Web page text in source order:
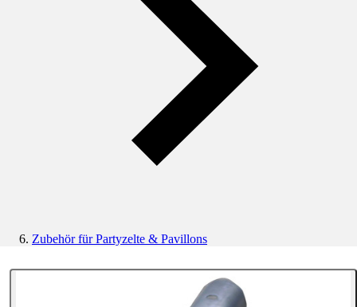
Zubehör für Partyzelte & Pavillons